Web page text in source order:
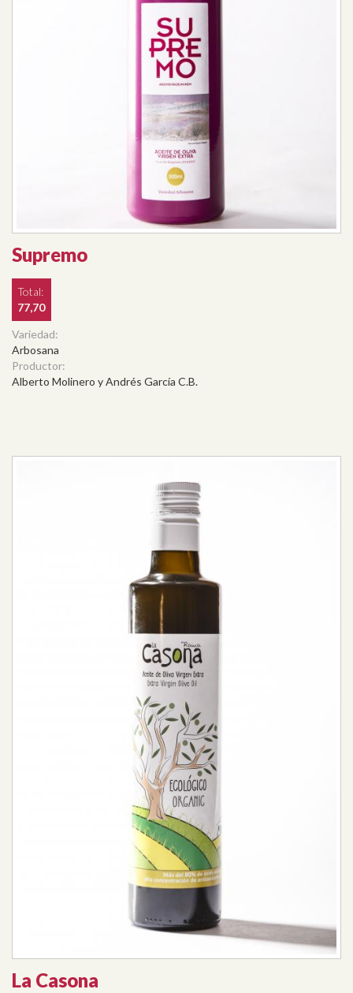
Supremo
Total:
77,70
Variedad:
Arbosana
Productor:
Alberto Molinero y Andrés García C.B.
La Casona